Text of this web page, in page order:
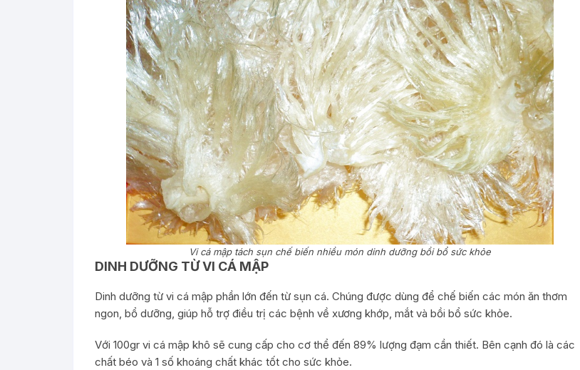
Vi cá mập tách sụn chế biến nhiều món dinh dưỡng bồi bổ sức khỏe
DINH DƯỠNG TỪ VI CÁ MẬP
Dinh dưỡng từ vi cá mập phần lớn đến từ sụn cá. Chúng được dùng để chế biến các món ăn thơm
ngon, bổ dưỡng, giúp hỗ trợ điều trị các bệnh về xương khớp, mắt và bồi bổ sức khỏe.
Với 100gr vi cá mập khô sẽ cung cấp cho cơ thể đến 89% lượng đạm cần thiết. Bên cạnh đó là các
chất béo và 1 số khoáng chất khác tốt cho sức khỏe.